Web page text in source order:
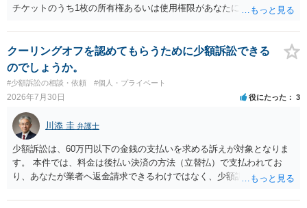
チケットのうち1枚の所有権あるいは使用権限があなたにあり、チケッ
す。 一方、このチケット購入には「相手方と一緒に行く」という合意
も付随していたことを無視することができません。こちらを重視すれ
ば、交際を終了させたことにより「一緒に行く」という結果の実現に
重大な障害が発生しており、当然にチケットを引き渡すべきといえる
かは微妙であり、むしろ返金すべきとするのが当事者の合理的意思に
合致するのではないか、という判断に傾くことになると思います。 例
えば、当該チケットが座席指定である場合、交際を解消した2人が当日
隣り合わせになることは避けたいという心理が働くことも無理からぬ
ところです。一方、チケットがエリア指定のアリーナ席であれば隣り
合わせにならずに済むかもしれませんし、そのチケットが入手困難で
あったり特別席であったりすれば、判断は変わってくるかもしれませ
ん。当該チケットがチケット転売防止法に規定する特定興行入場券に
該当し、券面上使用者が指定されている場合には、チケット引渡し以
クーリングオフを認めてもらうために少額訴訟できる
のでしょうか。
#少額訴訟の相談・依頼 #個人・プライベート
2026年7月30日 役にたった 3
川添 圭 弁護士
少額訴訟は、60万円以下の金銭の支払いを求める訴えが対象となりま
す。 本件では、料金は後払い決済の方法（立替払）で支払われてお
り、あなたが業者へ返金請求できるわけではなく、少額訴訟は使えな
在確認請求訴訟を提起することも考えられますが、まずは後払い決済